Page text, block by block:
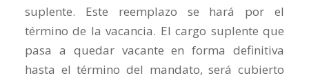
suplente. Este reemplazo se hará por el
término de la vacancia. El cargo suplente que
pasa a quedar vacante en forma definitiva
hasta el término del mandato, será cubierto